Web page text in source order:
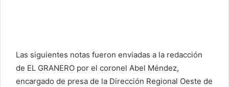
Las siguientes notas fueron enviadas a la redacción
de EL GRANERO por el coronel Abel Méndez,
encargado de presa de la Dirección Regional Oeste de